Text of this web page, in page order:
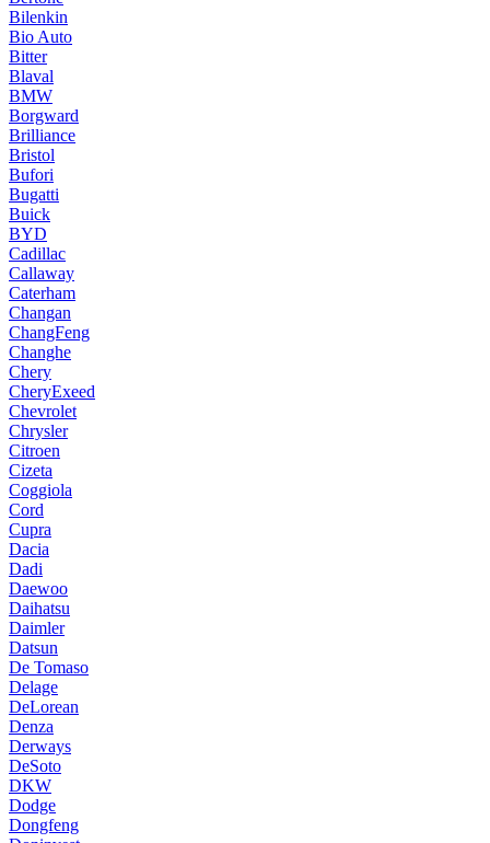
Bilenkin
Bio Auto
Bitter
Blaval
BMW
Borgward
Brilliance
Bristol
Bufori
Bugatti
Buick
BYD
Cadillac
Callaway
Caterham
Changan
ChangFeng
Changhe
Chery
CheryExeed
Chevrolet
Chrysler
Citroen
Cizeta
Coggiola
Cord
Cupra
Dacia
Dadi
Daewoo
Daihatsu
Daimler
Datsun
De Tomaso
Delage
DeLorean
Denza
Derways
DeSoto
DKW
Dodge
Dongfeng